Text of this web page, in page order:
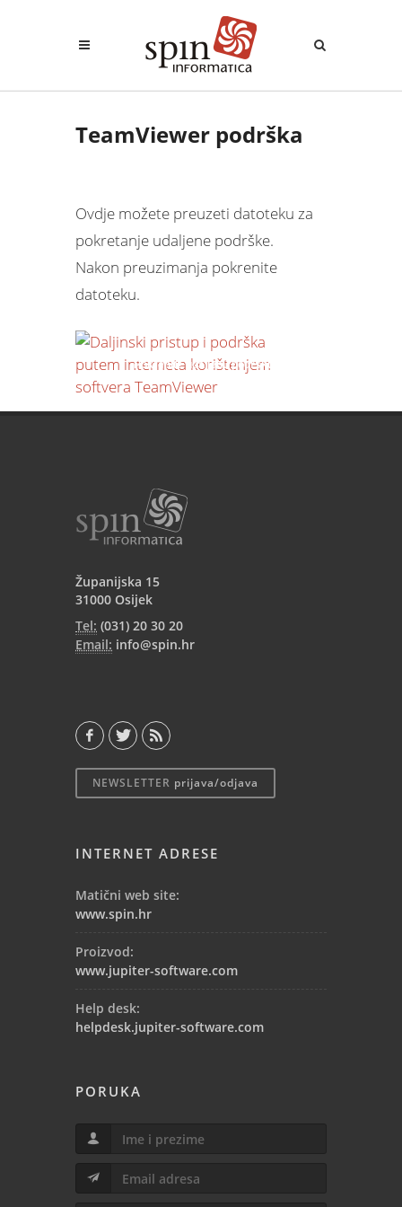
TeamViewer podrška
Ovdje možete preuzeti datoteku za
pokretanje udaljene podrške.
Nakon preuzimanja pokrenite
datoteku.
Pokrenite udaljenu podršku!
Županijska 15
31000 Osijek
Tel: (031) 20 30 20
Email: info@spin.hr
NEWSLETTER prijava/odjava
INTERNET ADRESE
Matični web site:
www.spin.hr
Proizvod:
www.jupiter-software.com
Help desk:
helpdesk.jupiter-software.com
PORUKA